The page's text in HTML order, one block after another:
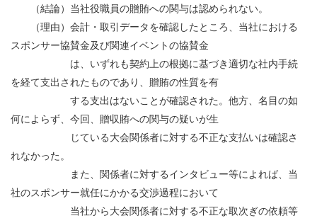
（結論）当社役職員の贈賄への関与は認められない。
（理由）会計・取引データを確認したところ、当社における
スポンサー協賛金及び関連イベントの協賛金
は、いずれも契約上の根拠に基づき適切な社内手続
を経て支出されたものであり、贈賄の性質を有
する支出はないことが確認された。他方、名目の如
何によらず、今回、贈収賄への関与の疑いが生
じている大会関係者に対する不正な支払いは確認さ
れなかった。
また、関係者に対するインタビュー等によれば、当
社のスポンサー就任にかかる交渉過程において
当社から大会関係者に対する不正な取次ぎの依頼等